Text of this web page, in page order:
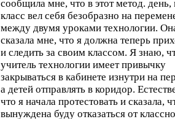
сообщила мне, что в этот метод.
класс вел себя безобразно на
между двумя уроками технологии.
сказала мне, что я должна теперь
и следить за своим классом. Я знаю,
учитель технологии имеет привычку
закрываться в кабинете изнутри на
а детей отправлять в коридор.
что я начала протестовать и сказала,
вынуждена буду отказаться от